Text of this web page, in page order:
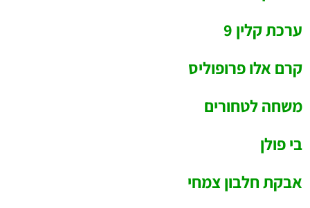
ערכת קלין 9
קרם אלו פרופוליס
משחה לטחורים
בי פולן
אבקת חלבון צמחי